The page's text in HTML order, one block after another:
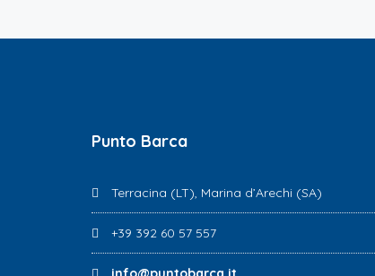
Punto Barca
Terracina (LT), Marina d’Arechi (SA)
+39 392 60 57 557